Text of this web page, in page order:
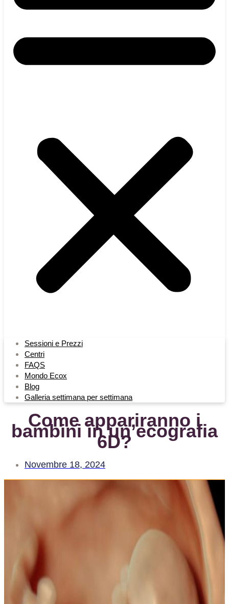
Sessioni e Prezzi
Centri
FAQS
Mondo Ecox
Blog
Galleria settimana per settimana
Come appariranno i
bambini in un’ecografia
6D?
Novembre 18, 2024